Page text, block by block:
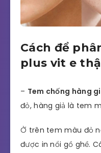
Cách để
plus vit e
– Tem chống hàng
đỏ, hàng giả là tem
Ở trên tem màu đỏ
được in nổi gồ ghề.